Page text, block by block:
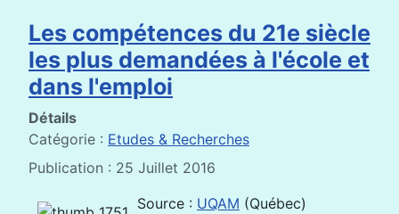
Les compétences du 21e siècle
les plus demandées à l'école et
dans l'emploi
Détails
Catégorie : Etudes & Recherches
Publication : 25 Juillet 2016
Source : UQAM (Québec)